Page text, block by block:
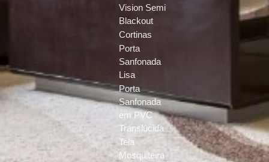
Vision Semi
Blackout
Cortinas
Porta
Sanfonada
Lisa
Porta
Sanfonada
em PVC
Translúcida
Tela
Mosquiteira